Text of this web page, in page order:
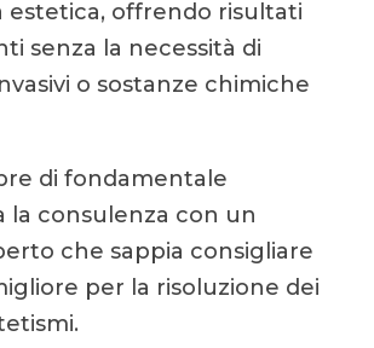
estetica, offrendo risultati
senza la necessità di
o sostanze chimiche
di fondamentale
la consulenza con un
che sappia consigliare
per la risoluzione dei